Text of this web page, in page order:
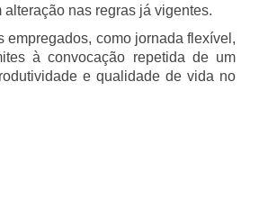
nas regras já vigentes.
como jornada flexível,
à convocação repetida de um
e qualidade de vida no